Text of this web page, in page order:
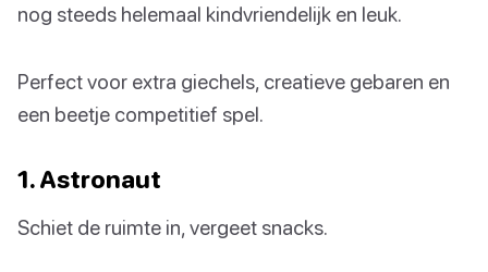
nog steeds helemaal kindvriendelijk en leuk.
Perfect voor extra giechels, creatieve gebaren en
een beetje competitief spel.
1. Astronaut
Schiet de ruimte in, vergeet snacks.